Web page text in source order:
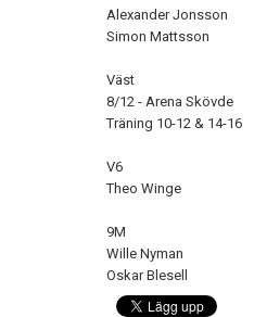
Alexander Jonsson
Simon Mattsson
Väst
8/12 - Arena Skövde
Träning 10-12 & 14-16
V6
Theo Winge
9M
Wille Nyman
Oskar Blesell